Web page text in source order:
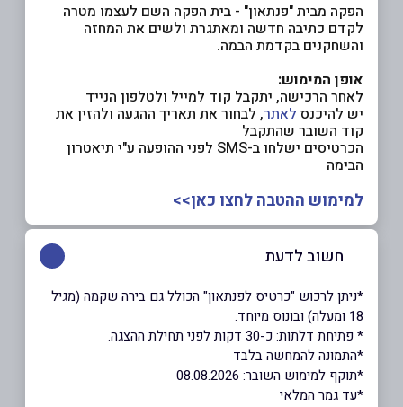
הפקה מבית "פנתאון" - בית הפקה השם לעצמו מטרה
לקדם כתיבה חדשה ומאתגרת ולשים את המחזה
והשחקנים בקדמת הבמה.
אופן המימוש:
לאחר הרכישה, יתקבל קוד למייל ולטלפון הנייד
יש להיכנס לאתר, לבחור את תאריך ההגעה ולהזין את
קוד השובר שהתקבל
הכרטיסים ישלחו ב-SMS לפני ההופעה ע"י תיאטרון
הבימה
למימוש ההטבה לחצו כאן>>
חשוב לדעת
*ניתן לרכוש "כרטיס לפנתאון" הכולל גם בירה שקמה (מגיל
18 ומעלה) ובונוס מיוחד.
* פתיחת דלתות: כ-30 דקות לפני תחילת ההצגה.
*התמונה להמחשה בלבד
*תוקף למימוש השובר: 08.08.2026
*עד גמר המלאי